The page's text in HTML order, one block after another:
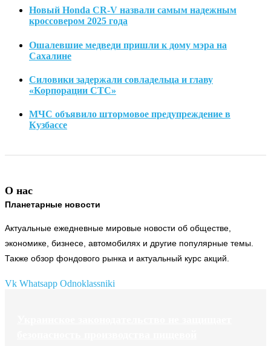
Новый Honda CR-V назвали самым надежным
кроссовером 2025 года
Ошалевшие медведи пришли к дому мэра на
Сахалине
Силовики задержали совладельца и главу
«Корпорации СТС»
МЧС объявило штормовое предупреждение в
Кузбассе
О нас
Планетарные новости
Актуальные ежедневные мировые новости об обществе,
экономике, бизнесе, автомобилях и другие популярные темы.
Также обзор фондового рынка и актуальный курс акций.
Vk Whatsapp Odnoklassniki